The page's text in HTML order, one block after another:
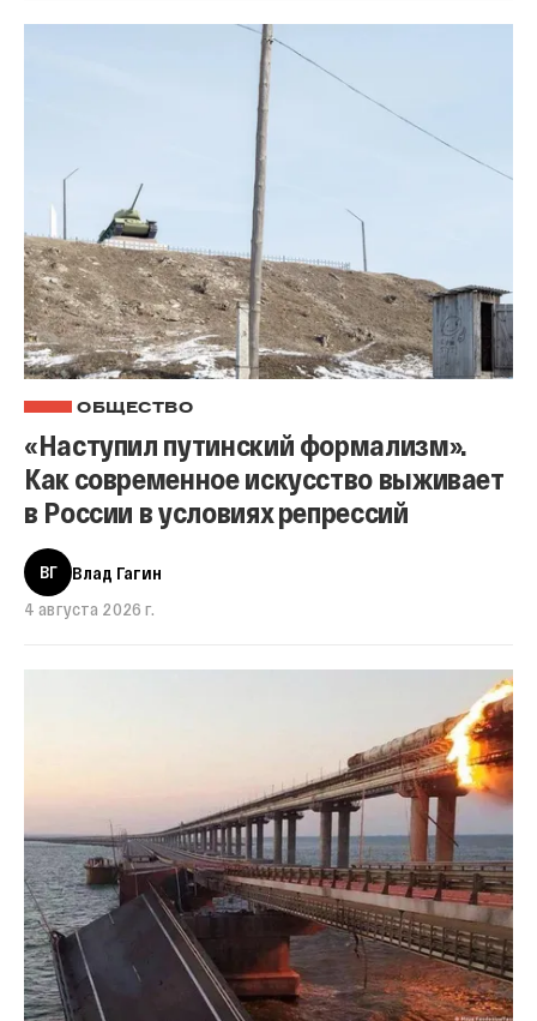
ОБЩЕСТВО
«Наступил путинский формализм».
Как современное искусство выживает
в России в условиях репрессий
ВГ
Влад Гагин
4 августа 2026 г.